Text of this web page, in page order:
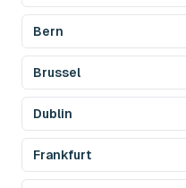
Bern
Brussel
Dublin
Frankfurt